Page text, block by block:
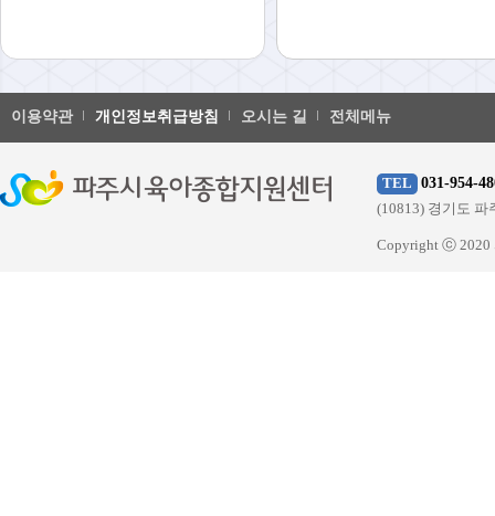
이용약관 개인정보취급방침 오시는 길 전체메뉴
TEL 031-954-
(10813) 경기도 파
Copyright ⓒ 2020